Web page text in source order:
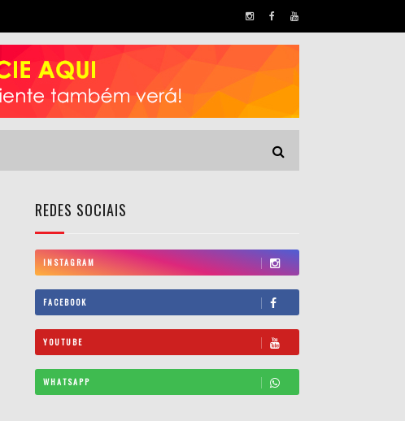
REDES SOCIAIS
INSTAGRAM
FACEBOOK
YOUTUBE
WHATSAPP